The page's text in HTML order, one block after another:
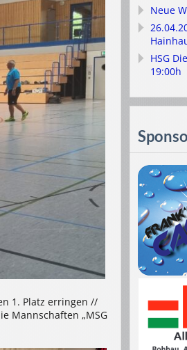
1. Platz erringen //
Mannschaften „MSG
Neue
HSG
19:00h